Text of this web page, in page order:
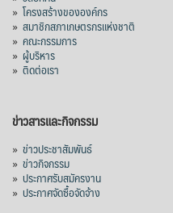
» โครงสร้างขององค์กร
» สมาชิกสภาเกษตรกรแห่งชาติ
» คณะกรรมการ
» ผู้บริหาร
» ติดต่อเรา
ข่าวสารและกิจกรรม
» ข่าวประชาสัมพันธ์
» ข่าวกิจกรรม
» ประกาศรับสมัครงาน
» ประกาศจัดซื้อจัดจ้าง